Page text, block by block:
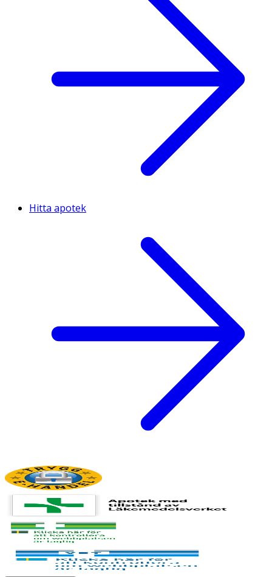
Hitta apotek